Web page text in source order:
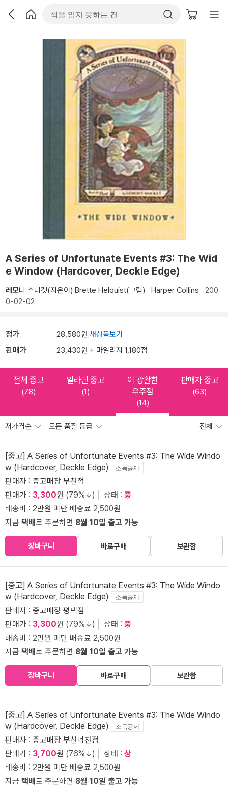
A Series of Unfortunate Events #3: The Wid
e Window (Hardcover, Deckle Edge)
레모니 스니켓(지은이) Brette Helquist(그림) Harper Collins 200
0-02-02
정가 28,580원 새상품보기
판매가 23,430원 + 마일리지 1,180점
전체 중고
(78)
알라딘 중고
(1)
이 광활한
우주점
(14)
판매자 중고
(63)
저가격순 모든 품질 등급 전체
[중고] A Series of Unfortunate Events #3: The Wide Windo
w (Hardcover, Deckle Edge)
소득공제
판매자 : 중고매장 부천점
판매가 : 3,300원 (79%↓) │ 상태 : 중
배송비 : 2만원 미만 배송료 2,500원
지금 택배로 주문하면 8월 10일 출고 가능
장바구니 바로구매 보관함
[중고] A Series of Unfortunate Events #3: The Wide Windo
w (Hardcover, Deckle Edge)
소득공제
판매자 : 중고매장 평택점
판매가 : 3,300원 (79%↓) │ 상태 : 중
배송비 : 2만원 미만 배송료 2,500원
지금 택배로 주문하면 8월 10일 출고 가능
장바구니 바로구매 보관함
[중고] A Series of Unfortunate Events #3: The Wide Windo
w (Hardcover, Deckle Edge)
소득공제
판매자 : 중고매장 부산덕천점
판매가 : 3,700원 (76%↓) │ 상태 : 상
배송비 : 2만원 미만 배송료 2,500원
지금 택배로 주문하면 8월 10일 출고 가능